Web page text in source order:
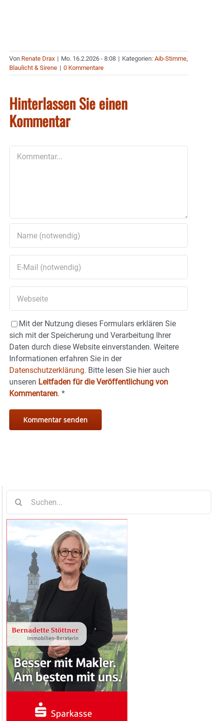
Von Renate Drax | Mo. 16.2.2026 - 8:08 | Kategorien: Aib-Stimme,
Blaulicht & Sirene | 0 Kommentare
Hinterlassen Sie einen
Kommentar
Mit der Nutzung dieses Formulars erklären Sie
sich mit der Speicherung und Verarbeitung Ihrer
Daten durch diese Website einverstanden. Weitere
Informationen erfahren Sie in der
Datenschutzerklärung. Bitte lesen Sie hier auch
unseren Leitfaden für die Veröffentlichung von
Kommentaren. *
nach: